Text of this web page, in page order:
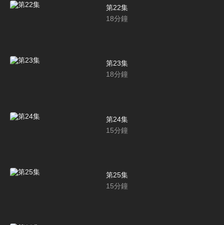
第22集
18分鐘
第23集
18分鐘
第24集
15分鐘
第25集
15分鐘